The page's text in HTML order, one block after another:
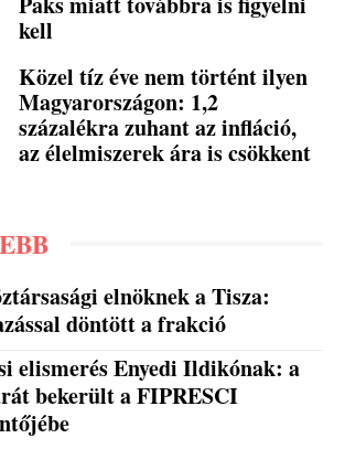
kell
Közel tíz éve nem történt ilyen
Magyarországon: 1,2
százalékra zuhant az infláció,
az élelmiszerek ára is csökkent
elnöknek a Tisza:
döntött a frakció
elismerés Enyedi Ildikónak: a
bekerült a FIPRESCI